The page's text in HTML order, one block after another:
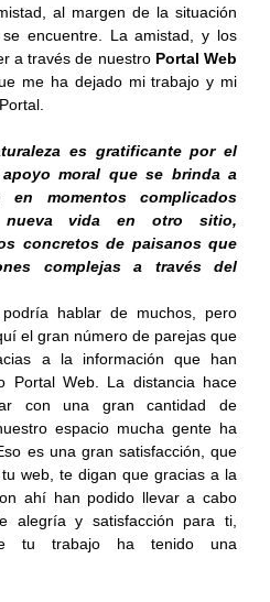
al margen de la situación
encuentre. La amistad, y los
a través de nuestroPortal Web
me ha dejado mi trabajo y mi
es gratificante por el
moral que se brinda a
en momentos complicados
nueva vida en otro sitio,
concretos de paisanos que
complejas a través del
hablar de muchos, pero
el gran número de parejas que
a la información que han
Portal Web. La distancia hace
con una gran cantidad de
espacio mucha gente ha
es una gran satisfacción, que
web, te digan que gracias a la
ahí han podido llevar a cabo
alegría y satisfacción para ti,
tu trabajo ha tenido una